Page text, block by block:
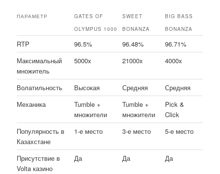
ПАРАМЕТР
GATES OF
OLYMPUS 1000
SWEET
BONANZA
BIG BASS
BONANZA
RTP 96.5% 96.48%
96.71%
Максимальный
множитель
5000x 21000x 4000x
Волатильность Высокая Средняя
Средняя
Механика
Tumble +
множители
Tumble +
множители
Pick &
Click
Популярность в
Казахстане
1-е место 3-е место 5-е место
Присутствие в
Volta казино
Да Да Да